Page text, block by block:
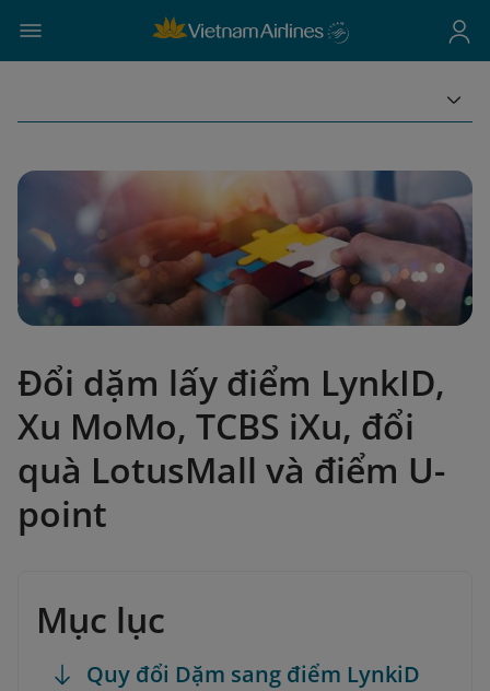
Đổi dặm lấy điểm LynkID,
Xu MoMo, TCBS iXu, đổi
quà LotusMall và điểm U-
point
Mục lục
Quy đổi Dặm sang điểm LynkiD